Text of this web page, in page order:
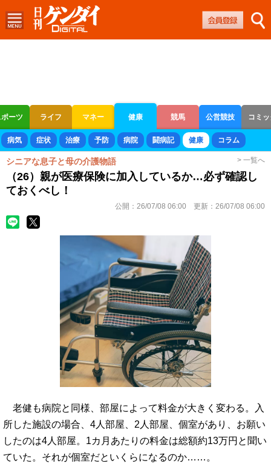
ーツ ライフ マネー 健康 競馬 公営競技 コミ
ボートレース 競輪 オートレース
病気 症状 治療 予防 病院 闘病記 健康 コラム
シニアな息子と母の介護物語 > 一覧へ
（26）親が医療保険に加入しているか…必ず確認し
ておくべし！
公開： 26/07/08 06:00 更新： 26/07/08 06:00
老健も病院と同様、部屋によって料金が大きく変わる。入
所した施設の場合、4人部屋、2人部屋、個室があり、お願い
したのは4人部屋。1カ月あたりの料金は総額約13万円と聞い
ていた。それが個室だといくらになるのか……。